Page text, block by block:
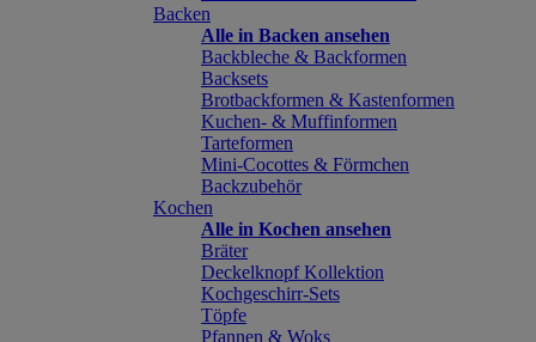
Backen
Alle in Backen ansehen
Backbleche & Backformen
Backsets
Brotbackformen & Kastenformen
Kuchen- & Muffinformen
Tarteformen
Mini-Cocottes & Förmchen
Backzubehör
Kochen
Alle in Kochen ansehen
Bräter
Deckelknopf Kollektion
Kochgeschirr-Sets
Töpfe
Pfannen & Woks